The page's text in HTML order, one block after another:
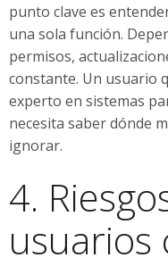
punto clave es
una sola función.
permisos,
constante. Un usuario
experto en sistemas
necesita saber dónde
ignorar.
4.
usuarios